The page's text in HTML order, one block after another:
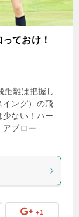
ておけ！
距離は把握し
イング）の飛
ない！ハー
アプロー
+1